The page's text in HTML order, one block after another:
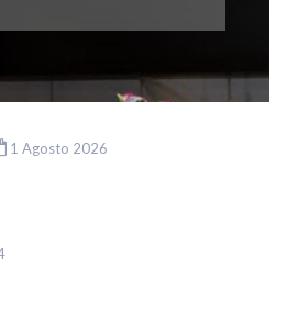
1 Agosto 2026